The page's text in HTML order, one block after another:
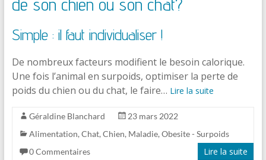
Simple : il faut individualiser !
De nombreux facteurs modifient le besoin calorique.
Une fois l’animal en surpoids, optimiser la perte de
poids du chien ou du chat, le faire… Lire la suite
Géraldine Blanchard
23 mars 2022
Alimentation, Chat, Chien, Maladie, Obesite - Surpoids
0 Commentaires
Lire la suite